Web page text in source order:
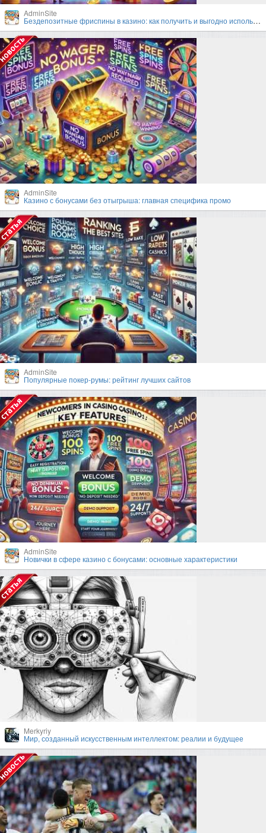
AdminSite
Бездепозитные фриспины в казино: как получить и выгодно использовать?
AdminSite
Казино с бонусами без отыгрыша: главная специфика промо
AdminSite
Популярные покер-румы: рейтинг лучших сайтов
AdminSite
Новички в сфере казино с бонусами: основные характеристики
Merkyriy
Мир, созданный искусственным интеллектом: реалии и будущее